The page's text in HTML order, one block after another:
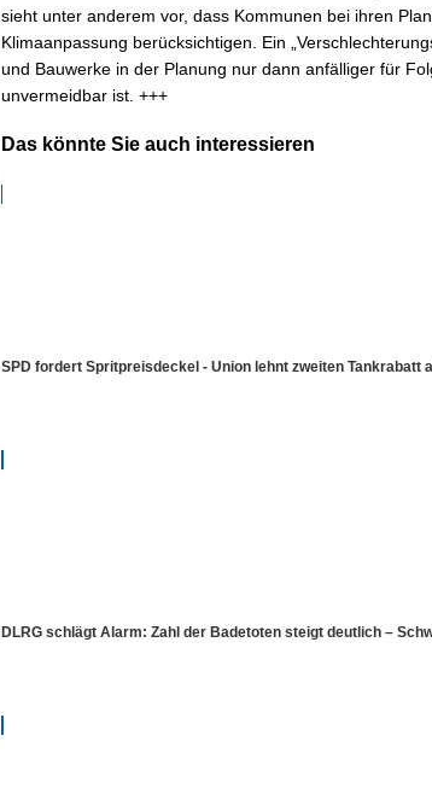
sieht unter anderem vor, dass Kommunen bei ihren
Klimaanpassung berücksichtigen. Ein
und Bauwerke in der Planung nur dann anfälliger für
unvermeidbar ist. +++
Das könnte Sie auch interessieren
SPD fordert Spritpreisdeckel - Union lehnt zweiten Tankrabatt
DLRG schlägt Alarm: Zahl der Badetoten steigt deutlich –